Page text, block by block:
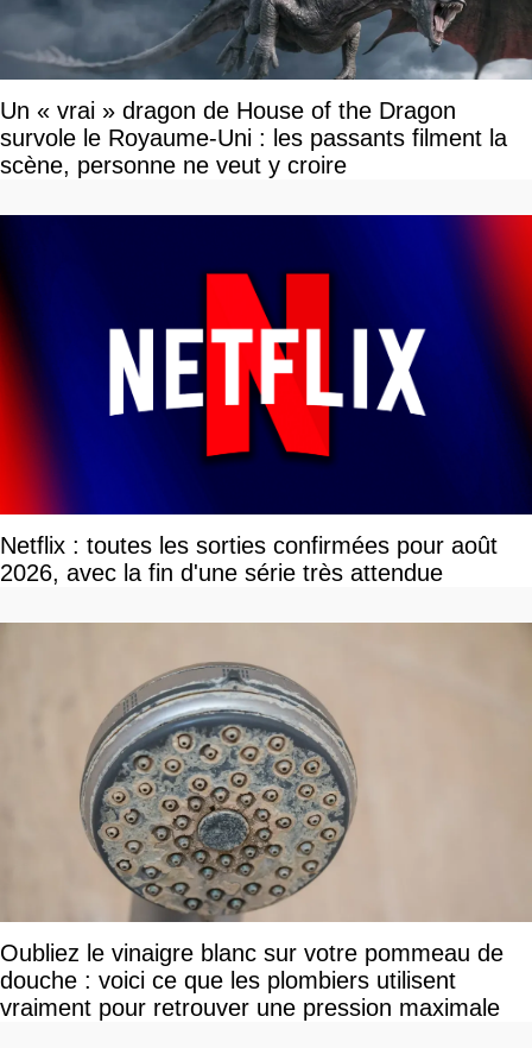
Un « vrai » dragon de House of the Dragon
survole le Royaume-Uni : les passants filment la
scène, personne ne veut y croire
Netflix : toutes les sorties confirmées pour août
2026, avec la fin d'une série très attendue
Oubliez le vinaigre blanc sur votre pommeau de
douche : voici ce que les plombiers utilisent
vraiment pour retrouver une pression maximale